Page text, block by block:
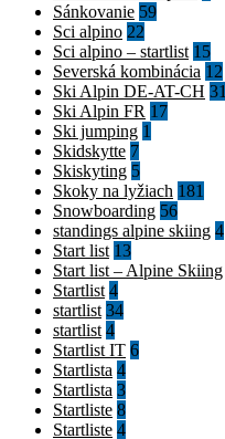
Sánkovanie 59
Sci alpino 22
Sci alpino – startlist 15
Severská kombinácia 12
Ski Alpin DE-AT-CH 31
Ski Alpin FR 17
Ski jumping 1
Skidskytte 7
Skiskyting 5
Skoky na lyžiach 181
Snowboarding 56
standings alpine skiing 4
Start list 13
Start list – Alpine Skiing
Startlist 4
startlist 34
startlist 4
Startlist IT 6
Startlista 4
Startlista 3
Startliste 8
Startliste 4